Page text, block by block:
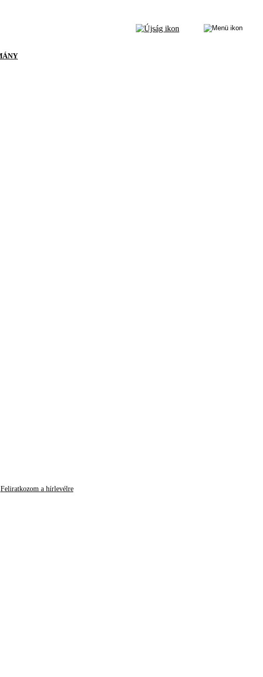
Feliratkozom a hírlevélre